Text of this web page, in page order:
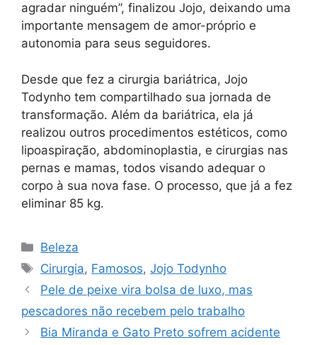
agradar ninguém”, finalizou Jojo, deixando uma
importante mensagem de amor-próprio e
autonomia para seus seguidores.
Desde que fez a cirurgia bariátrica, Jojo
Todynho tem compartilhado sua jornada de
transformação. Além da bariátrica, ela já
realizou outros procedimentos estéticos, como
lipoaspiração, abdominoplastia, e cirurgias nas
pernas e mamas, todos visando adequar o
corpo à sua nova fase. O processo, que já a fez
eliminar 85 kg.
Categorias
Beleza
Tags
Cirurgia, Famosos,Jojo Todynho
Pele de peixe vira bolsa de luxo, mas
pescadores não recebem pelo trabalho
Bia Miranda e Gato Preto sofrem acidente